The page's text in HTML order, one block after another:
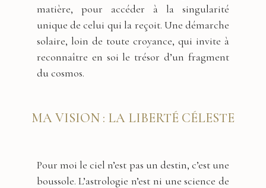
matière, pour accéder à la singularité
unique de celui qui la reçoit. Une démarche
solaire, loin de toute croyance, qui invite à
reconnaître en soi le trésor d’un fragment
du cosmos.
MA VISION : LA LIBERTÉ CÉLESTE
Pour moi le ciel n’est pas un destin, c’est une
boussole. L’astrologie n’est ni une science de